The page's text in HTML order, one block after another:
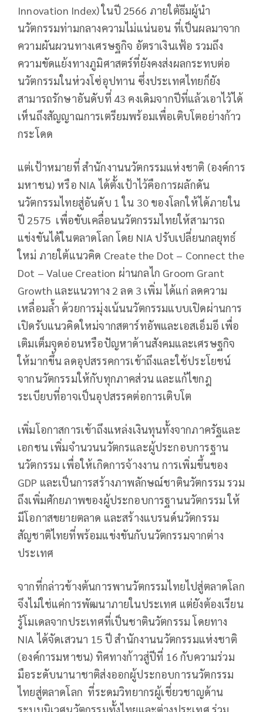
Innovation Index) ในปี 2566 ภายใต้ธีมผู้นำ
นวัตกรรมท่ามกลางความไม่แน่นอน ที่เป็นผลมาจาก
ความผันผวนทางเศรษฐกิจ อัตราเงินเฟ้อ รวมถึง
ความขัดแย้งทางภูมิศาสตร์ที่ยังคงส่งผลกระทบต่อ
นวัตกรรมในห่วงโซ่อุปทาน ซึ่งประเทศไทยก็ยัง
สามารถรักษาอันดับที่ 43 คงเดิมจากปีที่แล้วเอาไว้ได้
เห็นถึงสัญญาณการเตรียมพร้อมเพื่อเติบโตอย่างก้าว
กระโดด
แต่เป้าหมายที่ สำนักงานนวัตกรรมแห่งชาติ (องค์การ
มหาชน) หรือ NIA ได้ตั้งเป้าไว้คือการผลักดัน
นวัตกรรมไทยสู่อันดับ 1 ใน 30 ของโลกให้ได้ภายใน
ปี 2575 เพื่อขับเคลื่อนนวัตกรรมไทยให้สามารถ
แข่งขันได้ในตลาดโลก โดย NIA ปรับเปลี่ยนกลยุทธ์
ใหม่ ภายใต้แนวคิด Create the Dot – Connect the
Dot – Value Creation ผ่านกลไก Groom Grant
Growth และแนวทาง 2 ลด 3 เพิ่ม ได้แก่ ลดความ
เหลื่อมล้ำ ด้วยการมุ่งเน้นนวัตกรรมแบบเปิดผ่านการ
เปิดรับแนวคิดใหม่จากสตาร์ทอัพและเอสเอ็มอี เพื่อ
เติมเต็มจุดอ่อนหรือปัญหาด้านสังคมและเศรษฐกิจ
ให้มากขึ้น ลดอุปสรรคการเข้าถึงและใช้ประโยชน์
จากนวัตกรรมให้กับทุกภาคส่วน และแก้ไขกฎ
ระเบียบที่อาจเป็นอุปสรรคต่อการเติบโต
เพิ่มโอกาสการเข้าถึงแหล่งเงินทุนทั้งจากภาครัฐและ
เอกชน เพิ่มจำนวนนวัตกรและผู้ประกอบการฐาน
นวัตกรรม เพื่อให้เกิดการจ้างงาน การเพิ่มขึ้นของ
GDP และเป็นการสร้างภาพลักษณ์ชาตินวัตกรรม รวม
ถึงเพิ่มศักยภาพของผู้ประกอบการฐานนวัตกรรม ให้
มีโอกาสขยายตลาด และสร้างแบรนด์นวัตกรรม
สัญชาติไทยที่พร้อมแข่งขันกับนวัตกรรมจากต่าง
ประเทศ
จากที่กล่าวข้างต้นการพานวัตกรรมไทยไปสู่ตลาดโลก
จึงไม่ใช่แค่การพัฒนาภายในประเทศ แต่ยังต้องเรียน
รู้โมเดลจากประเทศที่เป็นชาตินวัตกรรม โดยทาง
NIA ได้จัดเสวนา 15 ปี สำนักงานนวัตกรรมแห่งชาติ
(องค์การมหาชน) ทิศทางก้าวสู่ปีที่ 16 กับความร่วม
มือระดับนานาชาติส่งออกผู้ประกอบการนวัตกรรม
ไทยสู่ตลาดโลก ที่ระดมวิทยากรผู้เชี่ยวชาญด้าน
ระบบนิเวศนวัตกรรมทั้งไทยและต่างประเทศ ร่วม